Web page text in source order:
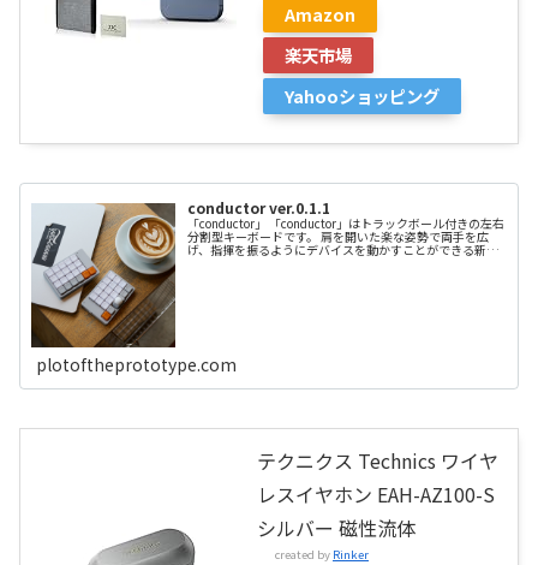
Amazon
楽天市場
Yahooショッピング
conductor ver.0.1.1
「conductor」 「conductor」はトラックボール付きの左右
分割型キーボードです。 肩を開いた楽な姿勢で両手を広
げ、指揮を振るようにデバイスを動かすことができる新し
い形の入力デバイス。 正式な量産を目指して製作中で、今
plotoftheprototype.com
テクニクス Technics ワイヤ
レスイヤホン EAH-AZ100-S
シルバー 磁性流体
created by Rinker